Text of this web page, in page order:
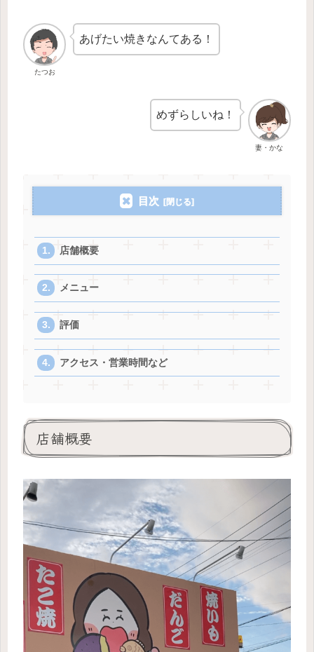
たつお
あげたい焼きなんてある！
妻・かな
めずらしいね！
目次
店舗概要
メニュー
評価
アクセス・営業時間など
店舗概要